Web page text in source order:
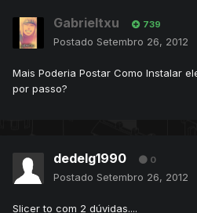
Gabrieltxu 739
Postado Setembro 26, 2012
Mais Poderia Postar Como Instalar
por passo?
dedelg1990 0
Postado Setembro 26, 2012
Slicer to com 2 dúvidas....